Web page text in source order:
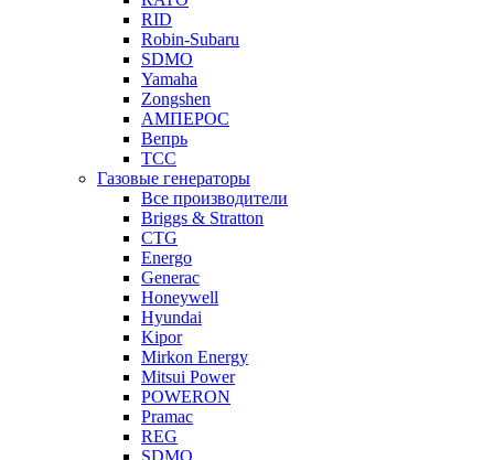
RID
Robin-Subaru
SDMO
Yamaha
Zongshen
АМПЕРОС
Вепрь
ТСС
Газовые генераторы
Все производители
Briggs & Stratton
CTG
Energo
Generac
Honeywell
Hyundai
Kipor
Mirkon Energy
Mitsui Power
POWERON
Pramac
REG
SDMO